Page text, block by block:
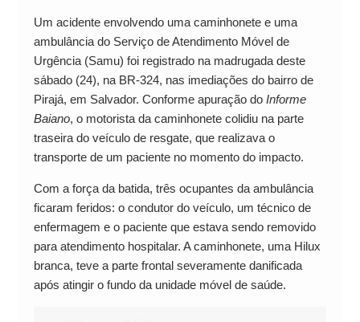
Um acidente envolvendo uma caminhonete e uma
ambulância do Serviço de Atendimento Móvel de
Urgência (Samu) foi registrado na madrugada deste
sábado (24), na BR-324, nas imediações do bairro de
Pirajá, em Salvador. Conforme apuração do Informe
Baiano, o motorista da caminhonete colidiu na parte
traseira do veículo de resgate, que realizava o
transporte de um paciente no momento do impacto.
Com a força da batida, três ocupantes da ambulância
ficaram feridos: o condutor do veículo, um técnico de
enfermagem e o paciente que estava sendo removido
para atendimento hospitalar. A caminhonete, uma Hilux
branca, teve a parte frontal severamente danificada
após atingir o fundo da unidade móvel de saúde.